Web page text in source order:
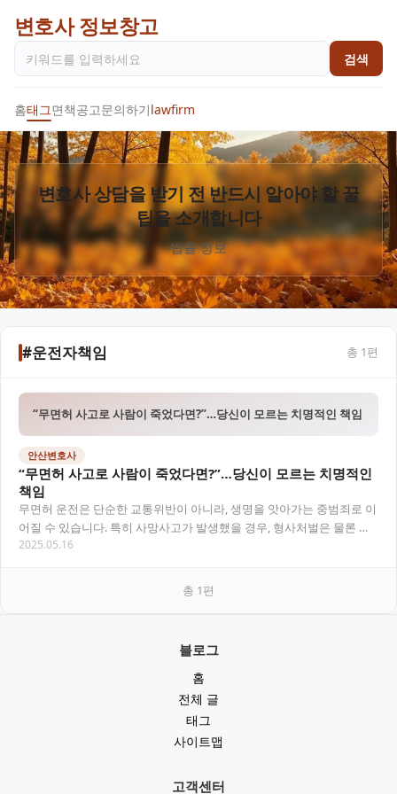
변호사 정보창고
검색
홈태그면책공고문의하기lawfirm
변호사 상담을 받기 전 반드시 알아야 할 꿀
팁을 소개합니다
법률 정보
#운전자책임 총 1편
“무면허 사고로 사람이 죽었다면?”…당신이 모르는 치명적인 책임
안산변호사
“무면허 사고로 사람이 죽었다면?”…당신이 모르는 치명적인
책임
무면허 운전은 단순한 교통위반이 아니라, 생명을 앗아가는 중범죄로 이
어질 수 있습니다. 특히 사망사고가 발생했을 경우, 형사처벌은 물론 민
사책임, 보험 미적용 등 복잡한 법률 문제…
2025.05.16
총 1편
블로그
홈
전체 글
태그
사이트맵
고객센터